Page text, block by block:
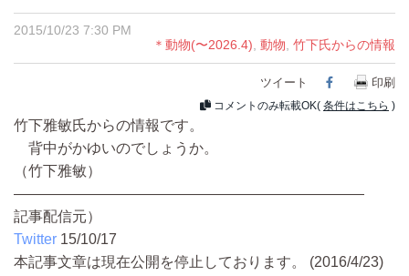
2015/10/23 7:30 PM
＊動物(〜2026.4), 動物, 竹下氏からの情報
ツイート Facebook
印刷
コメントのみ転載OK( 条件はこちら )
竹下雅敏氏からの情報です。
背中がかゆいのでしょうか。
（竹下雅敏）
――――――――――――――――――――――――
記事配信元）
Twitter 15/10/17
本記事文章は現在公開を停止しております。 (2016/4/23)